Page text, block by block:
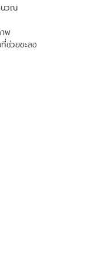
นวณ
พ
ช่วยชะลอ